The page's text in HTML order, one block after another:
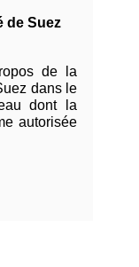
de Suez
de la
dans le
dont la
autorisée